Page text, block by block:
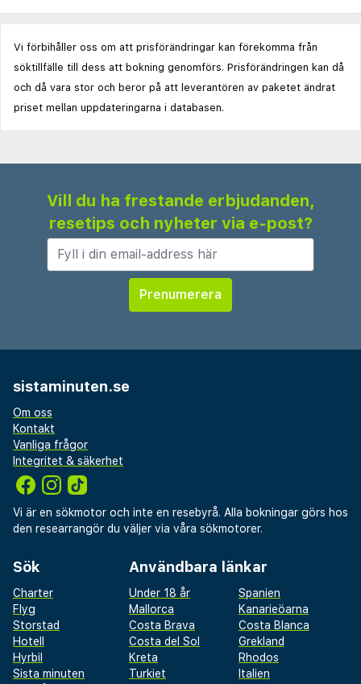
Vi förbihåller oss om att prisförändringar kan förekomma från
söktillfälle till dess att bokning genomförs. Prisförändringen kan då
och då vara stor och beror på att leverantören av paketet ändrat
priset mellan uppdateringarna i databasen.
Vill du ha frestande erbjudanden,
resetips och nyheter via e-post?
sistaminuten.se
Om oss
Kontakt
Vanliga frågor
Integritet & säkerhet
Vi är en sökmotor och inte en resebyrå. Alla bokningar görs hos
den researrangör du väljer via våra sökmotorer.
Sök
Charter
Flyg
Storstad
Hotell
Hyrbil
Sista minuten
Användbara länkar
Under 18 år
Spanien
Mallorca
Kanarieöarna
Costa Brava
Costa Blanca
Costa del Sol
Grekland
Kreta
Rhodos
Turkiet
Italien